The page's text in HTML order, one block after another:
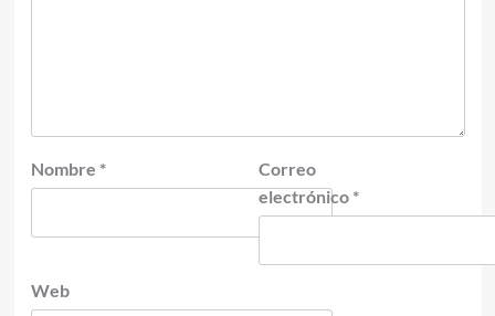
Nombre *
Correo
electrónico *
Web